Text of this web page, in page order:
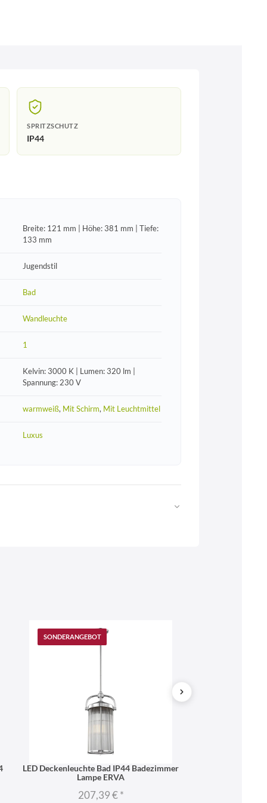
SPRITZSCHUTZ
IP44
Breite: 121 mm | Höhe: 381 mm | Tiefe:
133 mm
Jugendstil
Bad
Wandleuchte
1
Kelvin: 3000 K | Lumen: 320 lm |
Spannung: 230 V
warmweiß, Mit Schirm, Mit Leuchtmittel
Luxus
SONDERANGEBOT
LED Deckenleuchte Bad IP44 Badezimmer
Lampe ERVA
207,39 €*